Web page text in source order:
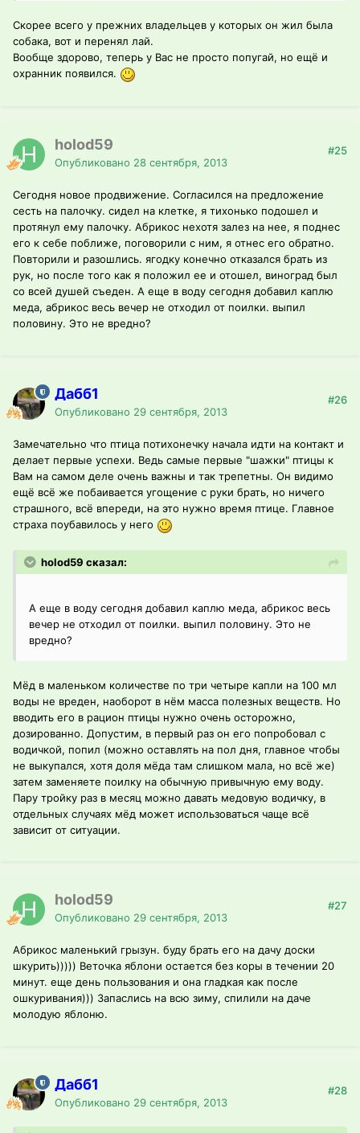
Скорее всего у прежних владельцев у которых он жил была
собака, вот и перенял лай.
Вообще здорово, теперь у Вас не просто попугай, но ещё и
охранник появился.
holod59
Опубликовано 28 сентября, 2013
#25
Сегодня новое продвижение. Согласился на предложение
сесть на палочку. сидел на клетке, я тихонько подошел и
протянул ему палочку. Абрикос нехотя залез на нее, я поднес
его к себе поближе, поговорили с ним, я отнес его обратно.
Повторили и разошлись. ягодку конечно отказался брать из
рук, но после того как я положил ее и отошел, виноград был
со всей душей съеден. А еще в воду сегодня добавил каплю
меда, абрикос весь вечер не отходил от поилки. выпил
половину. Это не вредно?
Дабб1
Опубликовано 29 сентября, 2013
#26
Замечательно что птица потихонечку начала идти на контакт и
делает первые успехи. Ведь самые первые "шажки" птицы к
Вам на самом деле очень важны и так трепетны. Он видимо
ещё всё же побаивается угощение с руки брать, но ничего
страшного, всё впереди, на это нужно время птице. Главное
страха поубавилось у него
holod59 сказал:
А еще в воду сегодня добавил каплю меда, абрикос весь
вечер не отходил от поилки. выпил половину. Это не
вредно?
Мёд в маленьком количестве по три четыре капли на 100 мл
воды не вреден, наоборот в нём масса полезных веществ. Но
вводить его в рацион птицы нужно очень осторожно,
дозированно. Допустим, в первый раз он его попробовал с
водичкой, попил (можно оставлять на пол дня, главное чтобы
не выкупался, хотя доля мёда там слишком мала, но всё же)
затем заменяете поилку на обычную привычную ему воду.
Пару тройку раз в месяц можно давать медовую водичку, в
отдельных случаях мёд может использоваться чаще всё
зависит от ситуации.
holod59
Опубликовано 29 сентября, 2013
#27
Абрикос маленький грызун. буду брать его на дачу доски
шкурить))))) Веточка яблони остается без коры в течении 20
минут. еще день пользования и она гладкая как после
ошкуривания))) Запаслись на всю зиму, спилили на даче
молодую яблоню.
Дабб1
Опубликовано 29 сентября, 2013
#28